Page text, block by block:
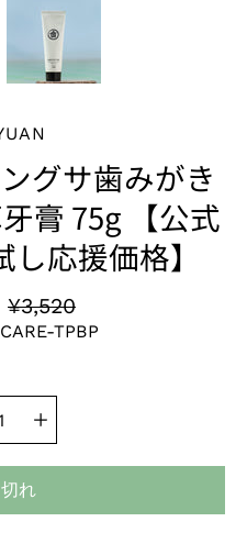
グサ歯みがき
膏 75g 【公式
応援価格】
¥3,520
TPBP
バ
リ
エ
ー
シ
クタ
れ